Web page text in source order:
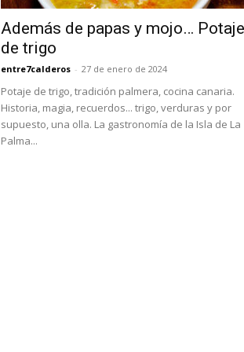
Además de papas y mojo… Potaje
de trigo
entre7calderos - 27 de enero de 2024
Potaje de trigo, tradición palmera, cocina canaria.
Historia, magia, recuerdos... trigo, verduras y por
supuesto, una olla. La gastronomía de la Isla de La
Palma...